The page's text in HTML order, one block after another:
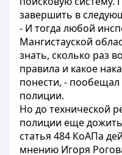
завершить в
- И тогда любой
Мангистауской
знать, сколько раз
правила и какое
понести, -
полиции.
Но до технической
полиции еще
статья 484 КоАПа
мнению Игоря